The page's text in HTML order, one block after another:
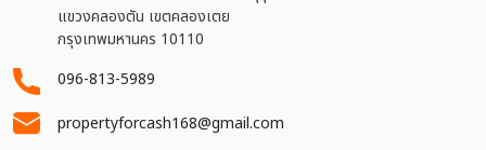
แขวงคลองตัน เขตคลองเตย
กรุงเทพมหานคร 10110
096-813-5989
propertyforcash168@gmail.com